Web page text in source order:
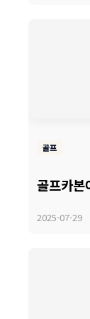
골프
골프카본
2025-07-29